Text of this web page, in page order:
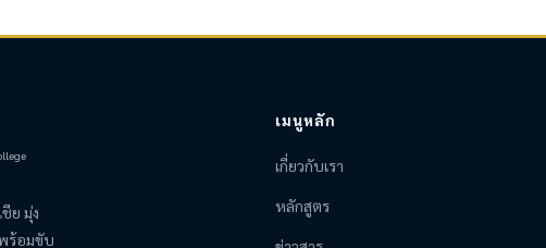
ย มุ่ง
ร้อมขับ
เมนูหลัก
เกี่ยวกับเรา
หลักสูตร